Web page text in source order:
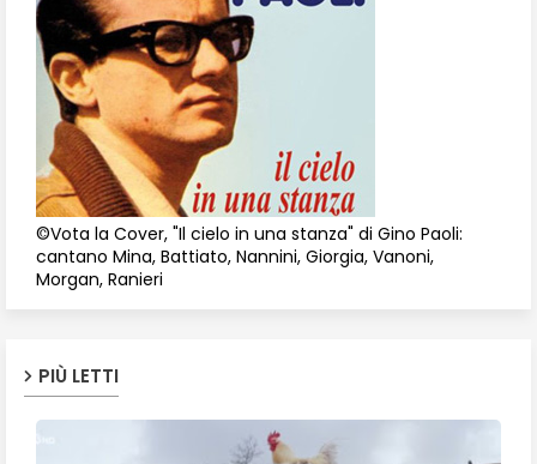
©Vota la Cover, "Il cielo in una stanza" di Gino Paoli:
cantano Mina, Battiato, Nannini, Giorgia, Vanoni,
Morgan, Ranieri
PIÙ LETTI